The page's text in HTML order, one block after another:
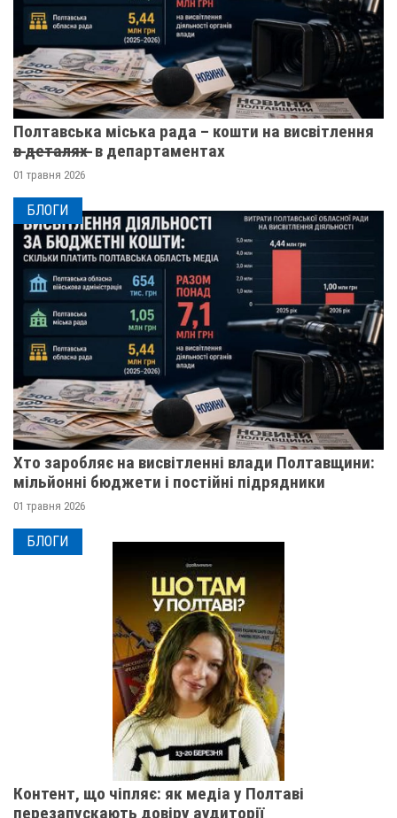
Полтавська міська рада – кошти на висвітлення
в̶ ̶д̶е̶т̶а̶л̶я̶х̶ ̶ в департаментах
01 травня 2026
БЛОГИ
Хто заробляє на висвітленні влади Полтавщини:
мільйонні бюджети і постійні підрядники
01 травня 2026
БЛОГИ
Контент, що чіпляє: як медіа у Полтаві
перезапускають довіру аудиторії